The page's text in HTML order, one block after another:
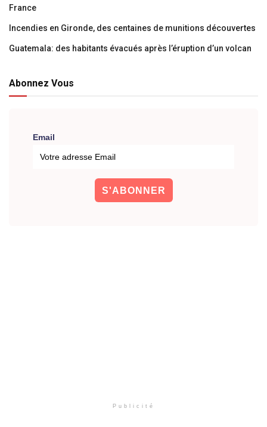
France
Incendies en Gironde, des centaines de munitions découvertes
Guatemala: des habitants évacués après l’éruption d’un volcan
Abonnez Vous
Email
Publicité